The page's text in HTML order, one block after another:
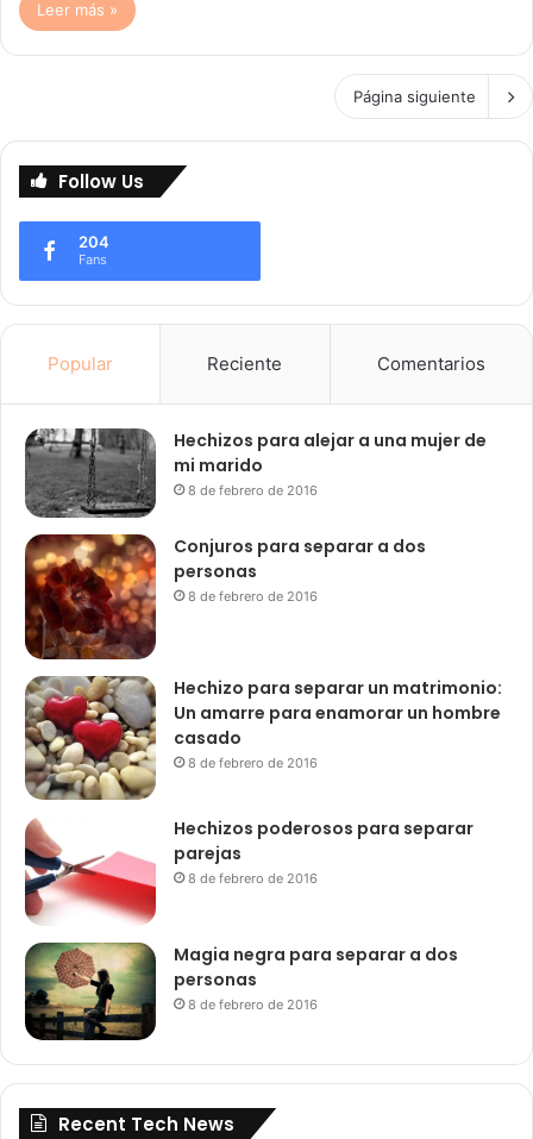
Leer más »
Página siguiente
Follow Us
204
Fans
Popular Reciente Comentarios
Hechizos para alejar a una mujer de
mi marido
8 de febrero de 2016
Conjuros para separar a dos
personas
8 de febrero de 2016
Hechizo para separar un matrimonio:
Un amarre para enamorar un hombre
casado
8 de febrero de 2016
Hechizos poderosos para separar
parejas
8 de febrero de 2016
Magia negra para separar a dos
personas
8 de febrero de 2016
Recent Tech News